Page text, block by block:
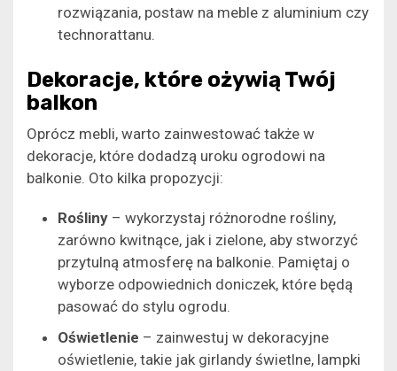
rozwiązania, postaw na meble z aluminium czy
technorattanu.
Dekoracje, które ożywią Twój
balkon
Oprócz mebli, warto zainwestować także w
dekoracje, które dodadzą uroku ogrodowi na
balkonie. Oto kilka propozycji:
Rośliny – wykorzystaj różnorodne rośliny,
zarówno kwitnące, jak i zielone, aby stworzyć
przytulną atmosferę na balkonie. Pamiętaj o
wyborze odpowiednich doniczek, które będą
pasować do stylu ogrodu.
Oświetlenie – zainwestuj w dekoracyjne
oświetlenie, takie jak girlandy świetlne, lampki